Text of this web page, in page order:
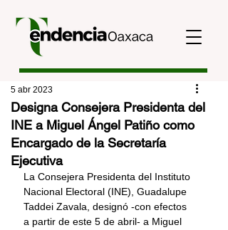
Designa Consejera Presidenta del
INE a Miguel Ángel Patiño como
Encargado de la Secretaría
Ejecutiva
5 abr 2023
La Consejera Presidenta del Instituto
Nacional Electoral (INE), Guadalupe
Taddei Zavala, designó -con efectos
a partir de este 5 de abril- a Miguel